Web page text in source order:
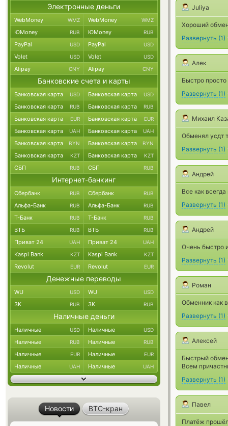
Juliya
Хороший
Развернуть (1)
Алек
Быстро просто
Развернуть (1)
Михаил
Обменял усдт
Развернуть (1)
Андрей
Все как
Развернуть (1)
Андрей
Очень быстро
Развернуть (1)
Роман
Обменник как
Развернуть (1)
Алексей
Быстрый
Всем
Развернуть (1)
Павел
Платёж
Электронные деньги
WebMoney WMZ WebMoney WMZ
ЮMoney RUB ЮMoney RUB
PayPal USD PayPal USD
Volet USD Volet USD
Alipay CNY Alipay CNY
Банковские счета и карты
Банковская карта USD Банковская карта USD
Банковская карта RUB Банковская карта RUB
Банковская карта EUR Банковская карта EUR
Банковская карта UAH Банковская карта UAH
Банковская карта BYN Банковская карта BYN
Банковская карта KZT Банковская карта KZT
СБП RUB СБП RUB
Интернет-банкинг
Сбербанк RUB Сбербанк RUB
Альфа-Банк RUB Альфа-Банк RUB
Т-Банк RUB Т-Банк RUB
ВТБ RUB ВТБ RUB
Приват 24 UAH Приват 24 UAH
Kaspi Bank KZT Kaspi Bank KZT
Revolut EUR Revolut EUR
Денежные переводы
WU USD WU USD
ЗК RUB ЗК RUB
Наличные деньги
Наличные USD Наличные USD
Наличные RUB Наличные RUB
Наличные EUR Наличные EUR
Наличные UAH Наличные UAH
Новости BTC-кран